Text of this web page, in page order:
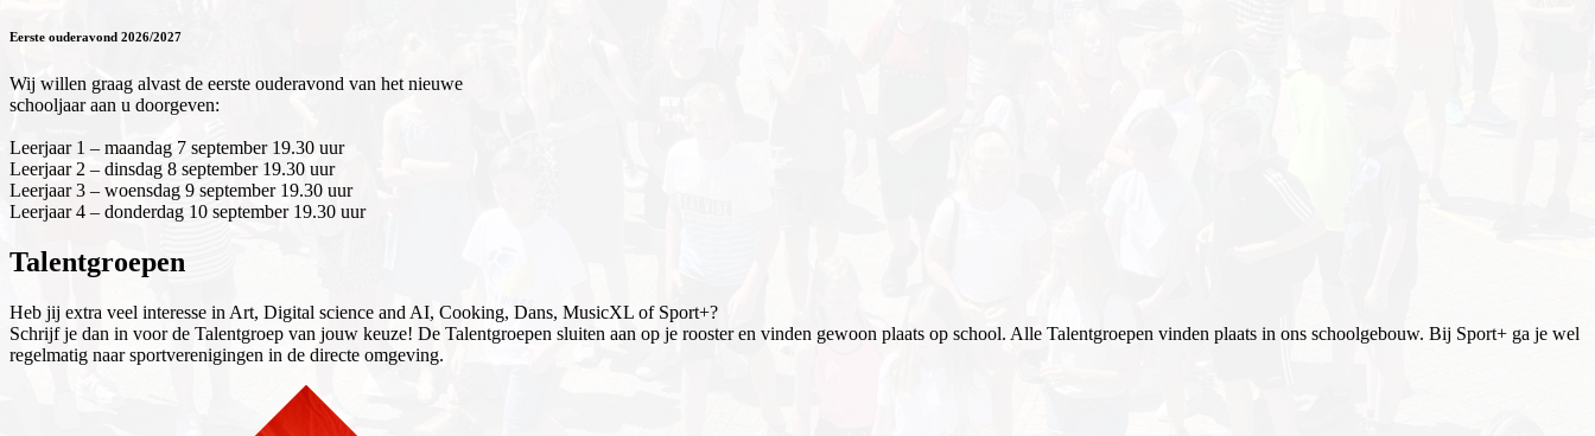
Eerste ouderavond 2026/2027
Wij willen graag alvast de eerste ouderavond van het nieuwe
schooljaar aan u doorgeven:
Leerjaar 1 – maandag 7 september 19.30 uur
Leerjaar 2 – dinsdag 8 september 19.30 uur
Leerjaar 3 – woensdag 9 september 19.30 uur
Leerjaar 4 – donderdag 10 september 19.30 uur
Talentgroepen
Heb jij extra veel interesse in Art, Digital science and AI, Cooking, Dans, MusicXL of Sport+?
Schrijf je dan in voor de Talentgroep van jouw keuze! De Talentgroepen sluiten aan op je rooster en vinden gewoon plaats op school. Alle Talentgroepen vinden plaats in ons schoolgebouw. Bij Sport+ ga je wel
regelmatig naar sportverenigingen in de directe omgeving.